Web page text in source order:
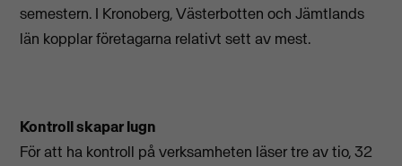
semestern. I Kronoberg, Västerbotten och Jämtlands
län kopplar företagarna relativt sett av mest.
Kontroll skapar lugn
För att ha kontroll på verksamheten läser tre av tio, 32